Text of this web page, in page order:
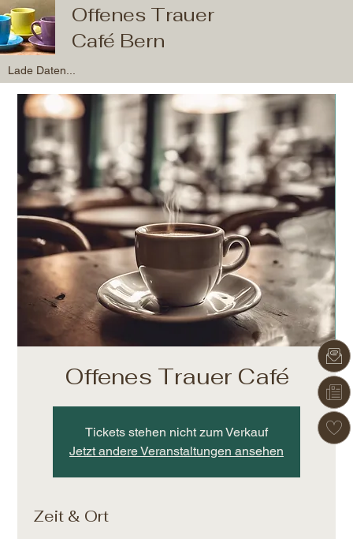
Lade Daten...
Offenes Trauer
Café Bern
Offenes Trauer Café
Tickets stehen nicht zum Verkauf
Jetzt andere Veranstaltungen ansehen
Zeit & Ort